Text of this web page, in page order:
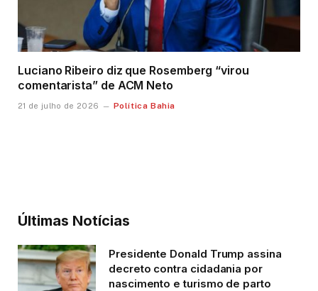
Luciano Ribeiro diz que Rosemberg “virou
comentarista” de ACM Neto
21 de julho de 2026 Política Bahia
Últimas Notícias
Presidente Donald Trump assina
decreto contra cidadania por
nascimento e turismo de parto